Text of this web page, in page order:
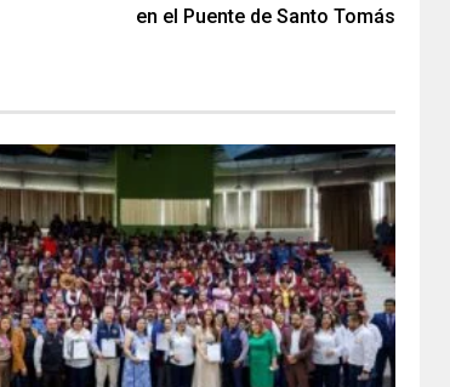
en el Puente de Santo Tomás